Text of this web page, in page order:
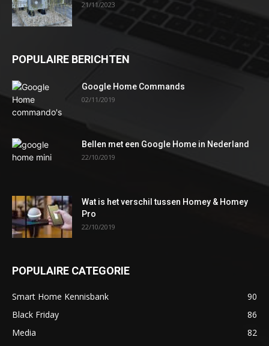
21/11/2023
POPULAIRE BERICHTEN
Google Home Commands
02/11/2019
Bellen met een Google Home in Nederland
22/10/2019
Wat is het verschil tussen Homey & Homey
Pro
22/10/2019
POPULAIRE CATEGORIE
Smart Home Kennisbank
90
Black Friday
86
Media
82